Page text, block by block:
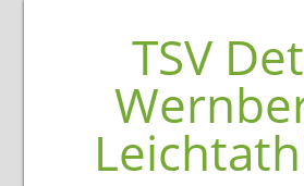
TSV